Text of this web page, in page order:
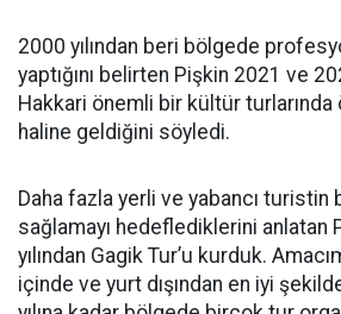
2000 yılından beri bölgede
yaptığını belirten Pişkin 2021 ve
Hakkari önemli bir kültür
haline geldiğini söyledi.
Daha fazla yerli ve yabancı
sağlamayı hedeflediklerini anlatan
yılından Gagik Tur’u kurduk.
içinde ve yurt dışından en iyi